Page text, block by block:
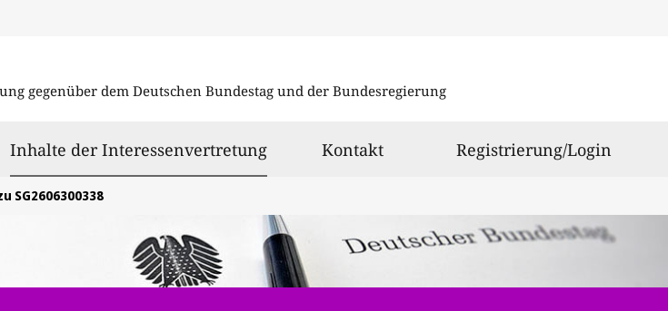
gegenüber dem Deutschen Bundestag und der Bundesregierung
Inhalte der Interessenvertretungausgewählt
Kontakt Registrierung/Login
SG2606300338